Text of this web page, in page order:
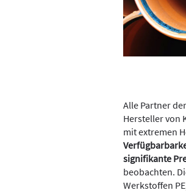
Alle Partner
Hersteller von
mit extremen
signifikante
beobachten.
Werkstoffen